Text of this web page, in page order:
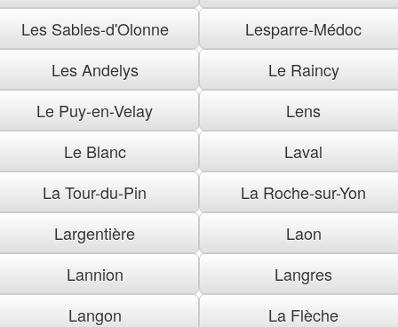
Les Sables-d'Olonne
Lesparre-Médoc
Les Andelys
Le Raincy
Le Puy-en-Velay
Lens
Le Blanc
Laval
La Tour-du-Pin
La Roche-sur-Yon
Largentière
Laon
Lannion
Langres
Langon
La Flèche